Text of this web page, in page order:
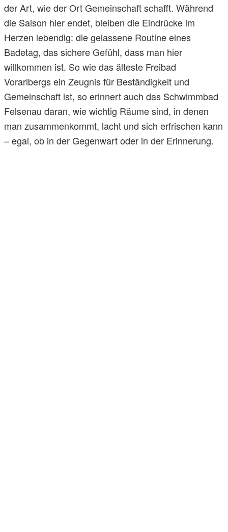
der Art, wie der Ort Gemeinschaft schafft. Während
die Saison hier endet, bleiben die Eindrücke im
Herzen lebendig: die gelassene Routine eines
Badetag, das sichere Gefühl, dass man hier
willkommen ist. So wie das älteste Freibad
Vorarlbergs ein Zeugnis für Beständigkeit und
Gemeinschaft ist, so erinnert auch das Schwimmbad
Felsenau daran, wie wichtig Räume sind, in denen
man zusammenkommt, lacht und sich erfrischen kann
– egal, ob in der Gegenwart oder in der Erinnerung.